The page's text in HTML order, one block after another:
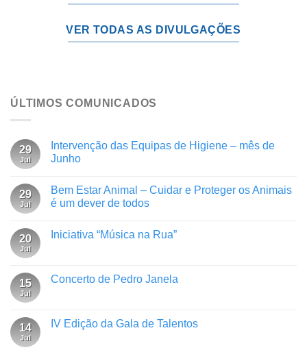
VER TODAS AS DIVULGAÇÕES
ÚLTIMOS COMUNICADOS
29
Jul
Intervenção das Equipas de Higiene – mês de
Junho
29
Jul
Bem Estar Animal – Cuidar e Proteger os Animais
é um dever de todos
20
Jul
Iniciativa “Música na Rua”
15
Jul
Concerto de Pedro Janela
14
Jul
IV Edição da Gala de Talentos